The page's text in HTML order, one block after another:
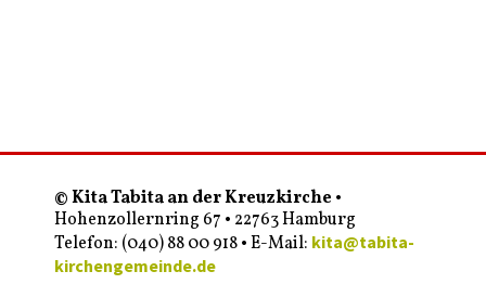
© Kita Tabita an der Kreuzkirche •
Hohenzollernring 67 • 22763 Hamburg
Telefon: (040) 88 00 918 • E-Mail: kita@tabita-
kirchengemeinde.de